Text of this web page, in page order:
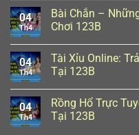
04
Th4
Bài Chắn –
Chơi 123B
04
Th4
Tài Xỉu Online:
Tại 123B
04
Th4
Rồng Hổ Trực
Tại 123B